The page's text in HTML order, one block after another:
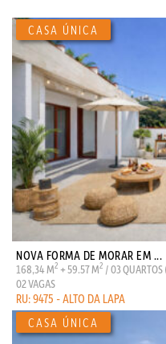
NOVA FORMA DE MORAR EM ...
168,34 M2 + 59.57 M2 / 03
02 VAGAS
RU: 9475 - ALTO DA LAPA